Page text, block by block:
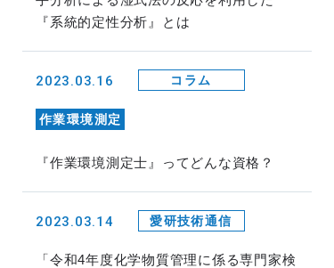
『系統的定性分析』とは
2023.03.16 コラム
作業環境測定
『作業環境測定士』ってどんな資格？
2023.03.14 愛研技術通信
「令和4年度化学物質管理に係る専門家検